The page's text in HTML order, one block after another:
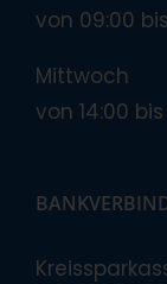
von 09:00
Mittwoch
von 14:00 bis